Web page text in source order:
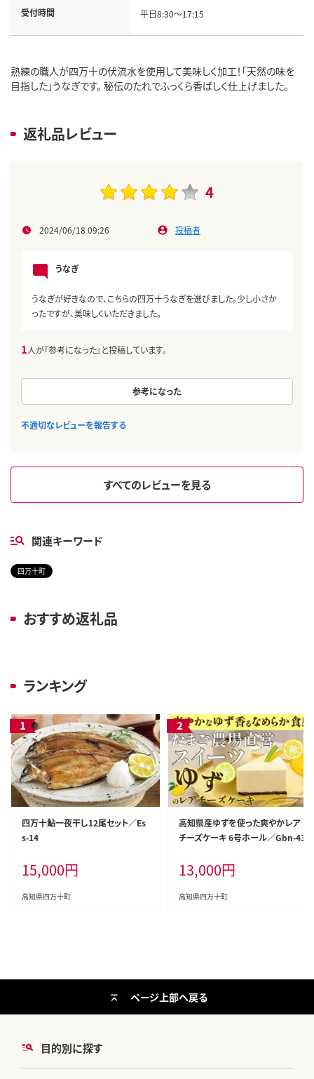
受付時間 平日8:30～17:15
熟練の職人が四万十の伏流水を使用して美味しく加工！「天然の味を
目指した」うなぎです。 秘伝のたれでふっくら香ばしく仕上げました。
返礼品レビュー
4
2024/06/18 09:26 投稿者
うなぎ
うなぎが好きなので、こちらの四万十うなぎを選びました。少し小さか
ったですが、美味しくいただきました。
1人が『参考になった』と投稿しています。
参考になった
不適切なレビューを報告する
すべてのレビューを見る
関連キーワード
四万十町
おすすめ返礼品
ランキング
四万十鮎一夜干し12尾セット／Es
s-14
15,000円
高知県四万十町
高知県産ゆずを使った爽やかレア
チーズケーキ 6号ホール／Gbn-43
13,000円
高知県四万十町
目的別に探す
ページ上部へ戻る